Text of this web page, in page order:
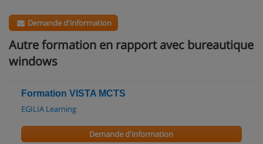
Demande d'information
Autre formation en rapport avec bureautique
windows
Formation VISTA MCTS
EGILIA Learning
Demande d'information